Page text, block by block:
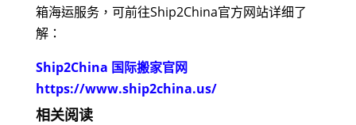
箱海运服务，可前往Ship2China官方网站详细了
解：
Ship2China 国际搬家官网
https://www.ship2china.us/
相关阅读